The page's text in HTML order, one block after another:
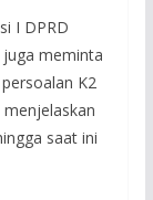
I DPRD
juga meminta
K2
saat ini